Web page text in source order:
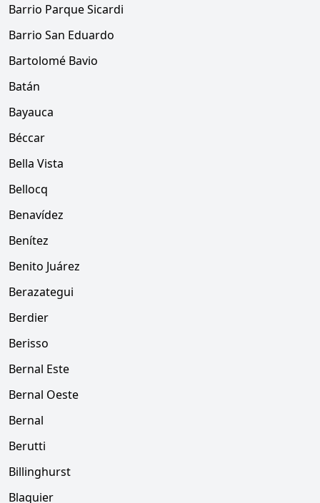
Barrio Parque Sicardi
Barrio San Eduardo
Bartolomé Bavio
Batán
Bayauca
Béccar
Bella Vista
Bellocq
Benavídez
Benítez
Benito Juárez
Berazategui
Berdier
Berisso
Bernal Este
Bernal Oeste
Bernal
Berutti
Billinghurst
Blaquier